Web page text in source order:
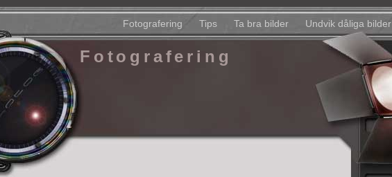
Fotografering Tips Ta bra bilder Undvik dåliga bilder
Fotografering